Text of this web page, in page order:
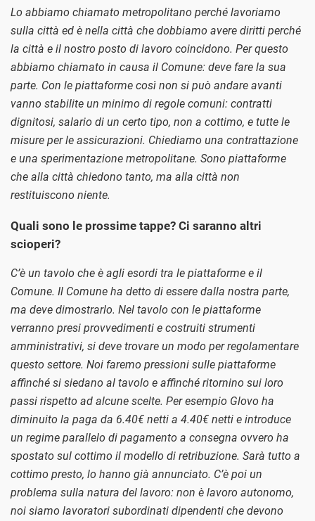
Lo abbiamo chiamato metropolitano perché lavoriamo
sulla città ed è nella città che dobbiamo avere diritti perché
la città e il nostro posto di lavoro coincidono. Per questo
abbiamo chiamato in causa il Comune: deve fare la sua
parte. Con le piattaforme così non si può andare avanti
vanno stabilite un minimo di regole comuni: contratti
dignitosi, salario di un certo tipo, non a cottimo, e tutte le
misure per le assicurazioni. Chiediamo una contrattazione
e una sperimentazione metropolitane. Sono piattaforme
che alla città chiedono tanto, ma alla città non
restituiscono niente.
Quali sono le prossime tappe? Ci saranno altri
scioperi?
C’è un tavolo che è agli esordi tra le piattaforme e il
Comune. Il Comune ha detto di essere dalla nostra parte,
ma deve dimostrarlo. Nel tavolo con le piattaforme
verranno presi provvedimenti e costruiti strumenti
amministrativi, si deve trovare un modo per regolamentare
questo settore. Noi faremo pressioni sulle piattaforme
affinché si siedano al tavolo e affinché ritornino sui loro
passi rispetto ad alcune scelte. Per esempio Glovo ha
diminuito la paga da 6.40€ netti a 4.40€ netti e introduce
un regime parallelo di pagamento a consegna ovvero ha
spostato sul cottimo il modello di retribuzione. Sarà tutto a
cottimo presto, lo hanno già annunciato. C’è poi un
problema sulla natura del lavoro: non è lavoro autonomo,
noi siamo lavoratori subordinati dipendenti che devono